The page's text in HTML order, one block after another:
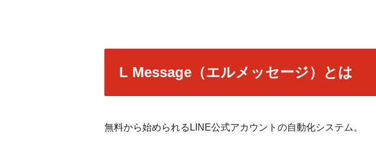
L Message（エルメッセージ）とは
無料から始められるLINE公式アカウントの自動化システム。